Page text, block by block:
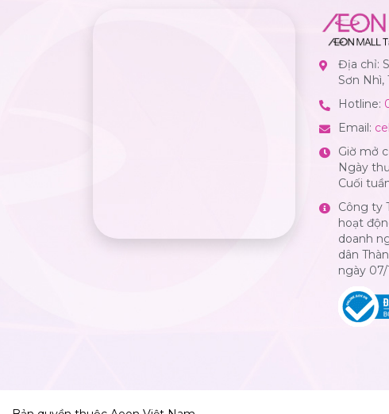
Địa chỉ:
Sơn Nhì,
Hotline:
Email:
Giờ mở
Ngày
Cuối
Công ty
hoạt
doanh
dân
ngày 07/